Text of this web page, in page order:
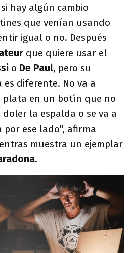
hay algún cambio
que venían usando
igual o no. Después
que quiere usar el
o De Paul, pero su
diferente. No va a
en un botín que no
doler la espalda o se va a
por ese lado", afirma
muestra un ejemplar
.